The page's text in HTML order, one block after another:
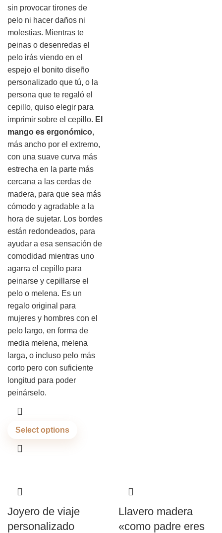
sin provocar tirones de
pelo ni hacer daños ni
molestias. Mientras te
peinas o desenredas el
pelo irás viendo en el
espejo el bonito diseño
personalizado que tú, o la
persona que te regaló el
cepillo, quiso elegir para
imprimir sobre el cepillo. El
mango es ergonómico,
más ancho por el extremo,
con una suave curva más
estrecha en la parte más
cercana a las cerdas de
madera, para que sea más
cómodo y agradable a la
hora de sujetar. Los bordes
están redondeados, para
ayudar a esa sensación de
comodidad mientras uno
agarra el cepillo para
peinarse y cepillarse el
pelo o melena. Es un
regalo original para
mujeres y hombres con el
pelo largo, en forma de
media melena, melena
larga, o incluso pelo más
corto pero con suficiente
longitud para poder
peinárselo.
Select options
Joyero de viaje
personalizado
Llavero madera
«como padre eres